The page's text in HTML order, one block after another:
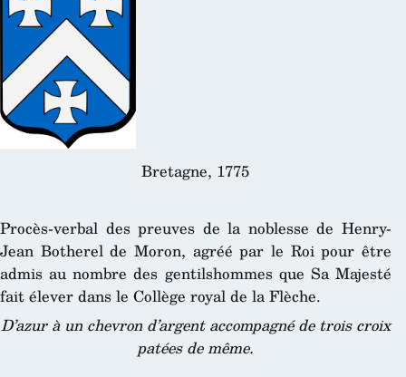
Bretagne, 1775
Procès-verbal des preuves de la noblesse de Henry-
Jean Botherel de Moron, agréé par le Roi pour être
admis au nombre des gentilshommes que Sa Majesté
fait élever dans le Collège royal de la Flèche.
D’azur à un chevron d’argent accompagné de trois croix
patées de même.